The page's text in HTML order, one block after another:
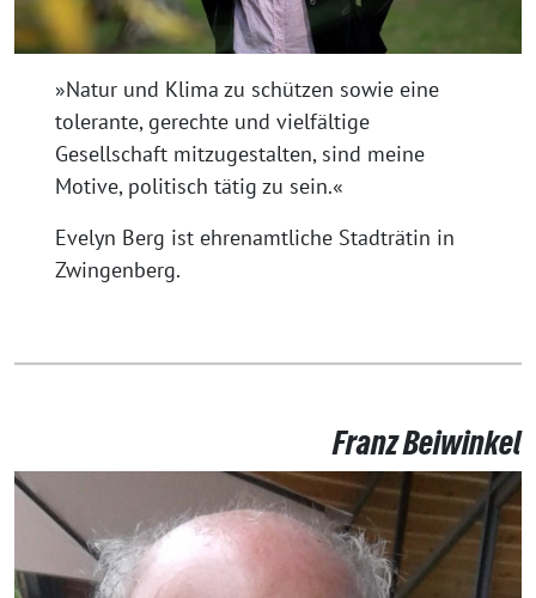
»Natur und Klima zu schützen sowie eine
tolerante, gerechte und vielfältige
Gesellschaft mitzugestalten, sind meine
Motive, politisch tätig zu sein.«
Evelyn Berg ist ehrenamtliche Stadträtin in
Zwingenberg.
Franz Beiwinkel